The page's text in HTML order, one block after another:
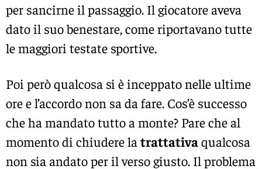
per sancirne il passaggio. Il giocatore aveva
dato il suo benestare, come riportavano tutte
le maggiori testate sportive.
Poi però qualcosa si è inceppato nelle ultime
ore e l’accordo non sa da fare. Cos’è successo
che ha mandato tutto a monte? Pare che al
momento di chiudere la trattativaqualcosa
non sia andato per il verso giusto. Il problema